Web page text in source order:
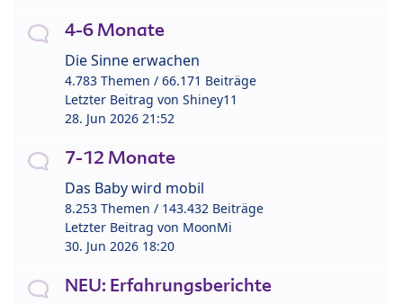
4-6 Monate
Die Sinne erwachen
4.783 Themen / 66.171 Beiträge
Letzter Beitrag von Shiney11
28. Jun 2026 21:52
7-12 Monate
Das Baby wird mobil
8.253 Themen / 143.432 Beiträge
Letzter Beitrag von MoonMi
30. Jun 2026 18:20
NEU: Erfahrungsberichte